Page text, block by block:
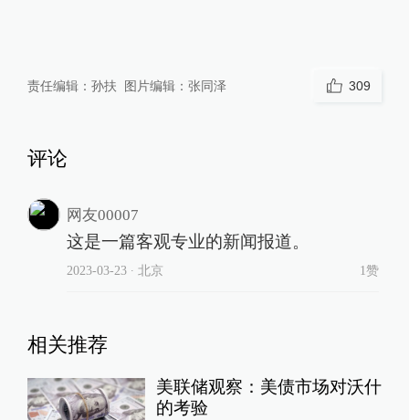
责任编辑： 孙扶 图片编辑： 张同泽 309
评论
网友00007
这是一篇客观专业的新闻报道。
2023-03-23∙ 北京 1赞
相关推荐
美联储观察：美债市场对沃什
的考验